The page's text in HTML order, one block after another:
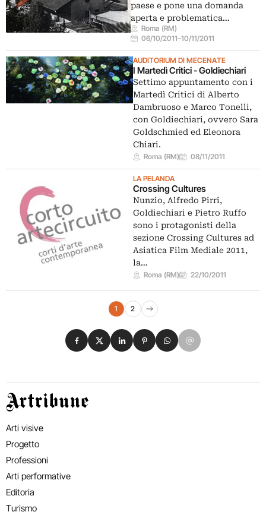
paese e pone una domanda
aperta e problematica…
Roma (RM)
06/10/2011–10/11/2011
AUDITORIUM DI MECENATE
I Martedì Critici - Goldiechiari
Settimo appuntamento con i
Martedì Critici di Alberto
Dambruoso e Marco Tonelli,
con Goldiechiari, ovvero Sara
Goldschmied ed Eleonora
Chiari.
Roma (RM) 08/11/2011
LA PELANDA
Crossing Cultures
Nunzio, Alfredo Pirri,
Goldiechiari e Pietro Ruffo
sono i protagonisti della
sezione Crossing Cultures ad
Asiatica Film Mediale 2011,
la…
Roma (RM) 22/10/2011
Navigazione eventi1 2
Pagina successiva
Condividi su Facebook
Condividi su X
Condividi su LinkedIn
Condividi su Pinterest
Condividi su WhatsApp
Condividi su Email
Artribune
Arti visive
Progetto
Professioni
Arti performative
Editoria
Turismo